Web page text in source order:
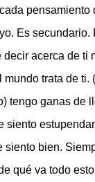
pensamiento
Es secundario.
decir acerca de ti
mundo trata de ti.
tengo ganas de
siento
siento bien.
qué va todo